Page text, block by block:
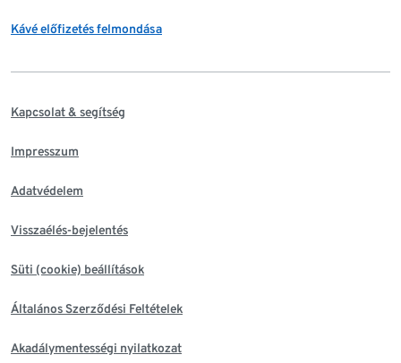
Kávé előfizetés felmondása
Kapcsolat & segítség
Impresszum
Adatvédelem
Visszaélés-bejelentés
Süti (cookie) beállítások
Általános Szerződési Feltételek
Akadálymentességi nyilatkozat